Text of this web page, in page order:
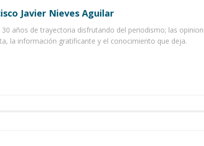
Javier Nieves Aguilar
30 años de trayectoria disfrutando del periodismo; las
la información gratificante y el conocimiento que deja.